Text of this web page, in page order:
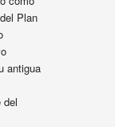
Plan
antigua
del